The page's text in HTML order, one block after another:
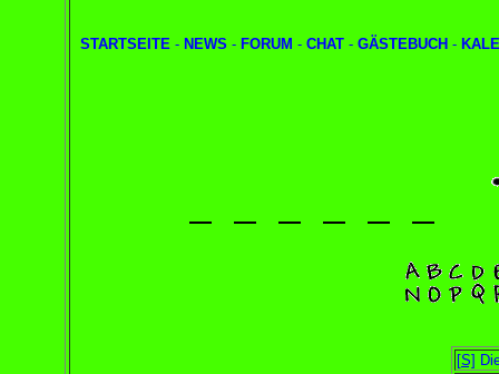
STARTSEITE - NEWS - FORUM - CHAT - GÄSTEBUCH -
[S]